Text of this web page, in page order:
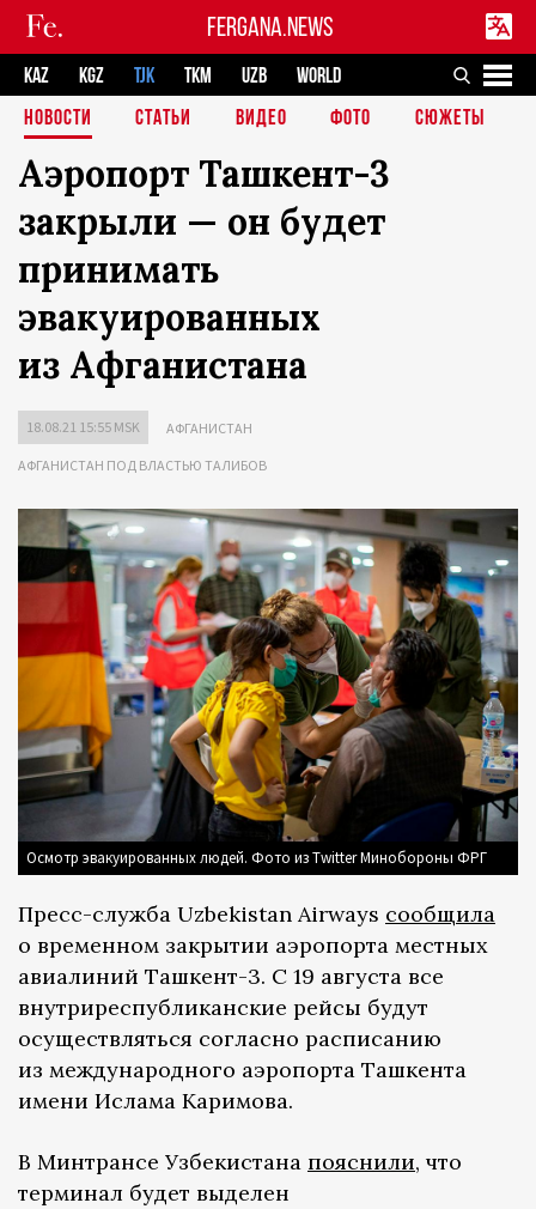
FERGANA.NEWS
KAZ KGZ TJK TKM UZB
WORLD
НОВОСТИ
СТАТЬИ ВИДЕО ФОТО СЮЖЕТЫ
Аэропорт Ташкент-3
закрыли — он будет
принимать
эвакуированных
из Афганистана
18.08.21 15:55 MSK АФГАНИСТАН
АФГАНИСТАН ПОД ВЛАСТЬЮ ТАЛИБОВ
Осмотр эвакуированных людей. Фото из Twitter Минобороны ФРГ
Пресс-служба Uzbekistan Airways сообщила
о временном закрытии аэропорта местных
авиалиний Ташкент-3. С 19 августа все
внутриреспубликанские рейсы будут
осуществляться согласно расписанию
из международного аэропорта Ташкента
имени Ислама Каримова.
В Минтрансе Узбекистана пояснили, что
терминал будет выделен